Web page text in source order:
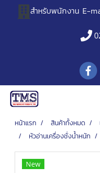
สำหรับพนักงาน E-
หน้าแรก สินค้าทั้งหมด
หัวอ่านเครื่องชั่งน้ำหนัก
New